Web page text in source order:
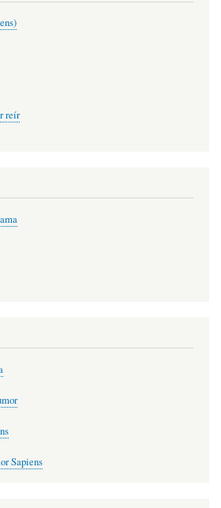
reír
Sapiens